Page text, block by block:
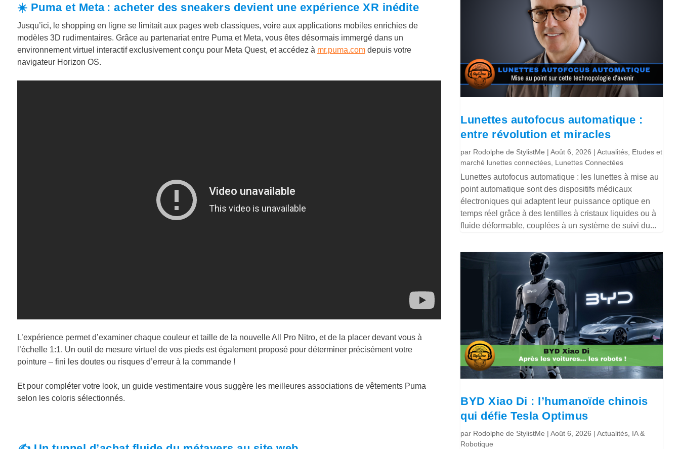
☀️ Puma et Meta : acheter des sneakers devient une expérience XR inédite
Jusqu’ici, le shopping en ligne se limitait aux pages web classiques, voire aux applications mobiles enrichies de
modèles 3D rudimentaires. Grâce au partenariat entre Puma et Meta, vous êtes désormais immergé dans un
environnement virtuel interactif exclusivement conçu pour Meta Quest, et accédez à mr.puma.comdepuis votre
navigateur Horizon OS.
L’expérience permet d’examiner chaque couleur et taille de la nouvelle All Pro Nitro, et de la placer devant vous à
l’échelle 1:1. Un outil de mesure virtuel de vos pieds est également proposé pour déterminer précisément votre
pointure – fini les doutes ou risques d’erreur à la commande !
Et pour compléter votre look, un guide vestimentaire vous suggère les meilleures associations de vêtements Puma
selon les coloris sélectionnés.
Lunettes autofocus automatique :
entre révolution et miracles
par Rodolphe de StylistMe |Août 6, 2026 |Actualités Etudes et
marché lunettes connectées Lunettes Connectées
Lunettes autofocus automatique : les lunettes à mise au
point automatique sont des dispositifs médicaux
électroniques qui adaptent leur puissance optique en
temps réel grâce à des lentilles à cristaux liquides ou à
fluide déformable, couplées à un système de suivi du...
BYD Xiao Di : l’humanoïde chinois
qui défie Tesla Optimus
par Rodolphe de StylistMe |Août 6, 2026 |Actualités IA &
Robotique